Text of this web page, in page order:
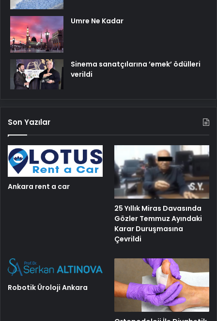
Umre Ne Kadar
Sinema sanatçılarına ’emek’ ödülleri
verildi
Son Yazılar
Ankara rent a car
25 Yıllık Miras Davasında
Gözler Temmuz Ayındaki
Karar Duruşmasına
Çevrildi
Robotik Üroloji Ankara